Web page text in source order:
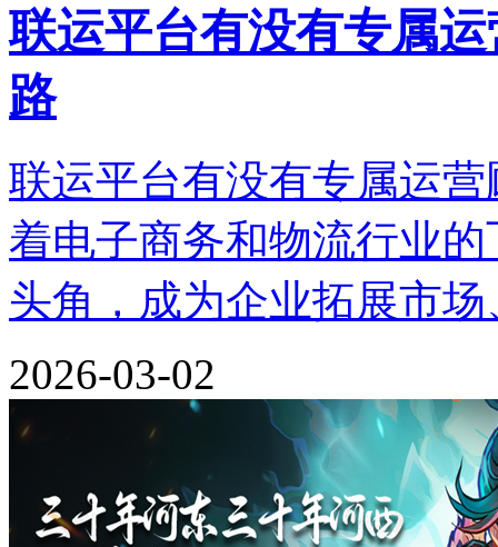
联运平台有没有专属
路
联运平台有没有专属运
着电子商务和物流行业
头角，成为企业拓展市
2026-03-02